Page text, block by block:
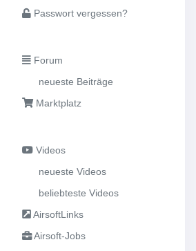
Passwort vergessen?
Forum
neueste Beiträge
Marktplatz
Videos
neueste Videos
beliebteste Videos
AirsoftLinks
Airsoft-Jobs